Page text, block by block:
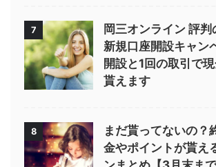
7
岡三オンライン 評
新規口座開設キャン
開設と1回の取引で
貰えます
8
まだ貰ってないの？
金やポイントが貰え